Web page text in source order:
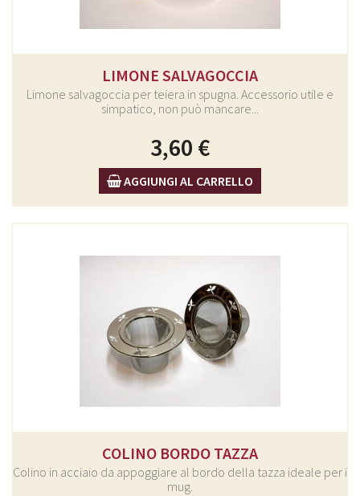
LIMONE SALVAGOCCIA
Limone salvagoccia per teiera in spugna. Accessorio utile e
simpatico, non può mancare...
3,60 €
AGGIUNGI AL CARRELLO
COLINO BORDO TAZZA
Colino in acciaio da appoggiare al bordo della tazza ideale per i
mug.